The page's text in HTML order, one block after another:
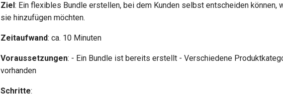
Ziel: Ein flexibles Bundle erstellen, bei dem Kunden selbst entscheiden können,
sie hinzufügen möchten.
Zeitaufwand: ca. 10 Minuten
Voraussetzungen: - Ein Bundle ist bereits erstellt - Verschiedene
vorhanden
Schritte: